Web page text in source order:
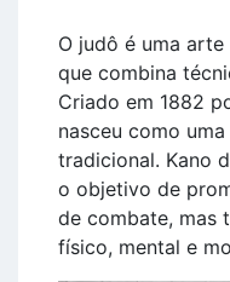
O judô é uma
que combina
Criado em 1882
nasceu como
tradicional. Kano
o objetivo de
de combate, mas
físico, mental e